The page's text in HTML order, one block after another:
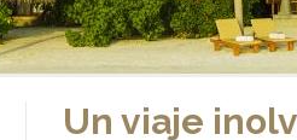
Un viaje